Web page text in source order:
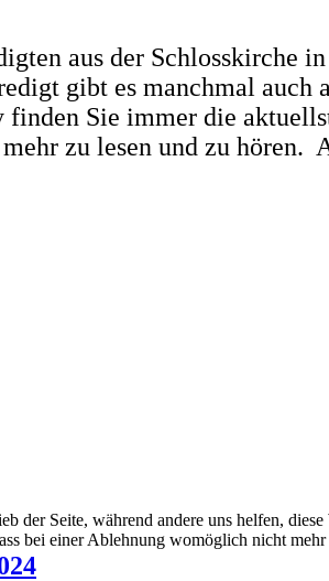
aus der Schlosskirche
gibt es manchmal auch
Sie immer die
zu lesen und zu hören.
der Seite, während andere uns helfen,
bei einer Ablehnung womöglich nicht